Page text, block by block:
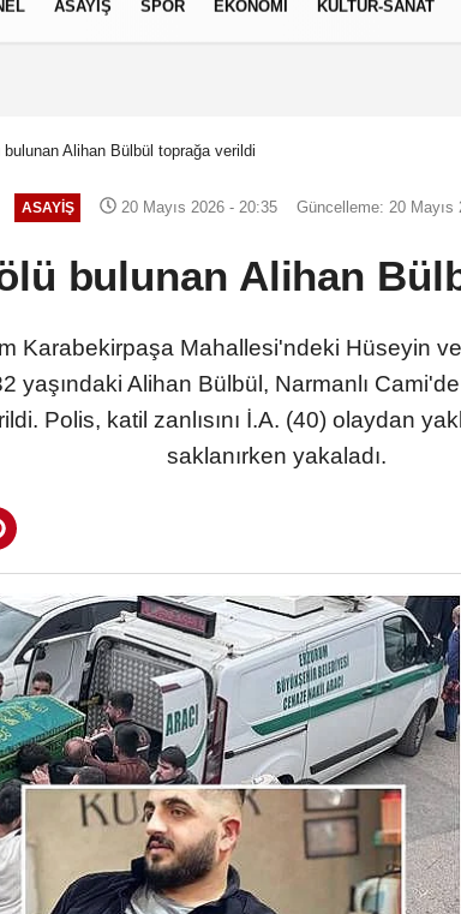
ASAYİŞ SPOR EKONOMİ KÜLTÜR-SANAT
bulunan Alihan Bülbül toprağa verildi
ASAYİŞ 20 Mayıs 2026 - 20:35 Güncelleme: 20 Mayıs
bulunan Alihan
Karabekirpaşa Mahallesi'ndeki Hüseyin
Alihan Bülbül, Narmanlı Cami'de
Polis, katil zanlısını İ.A. (40) olaydan
saklanırken yakaladı.